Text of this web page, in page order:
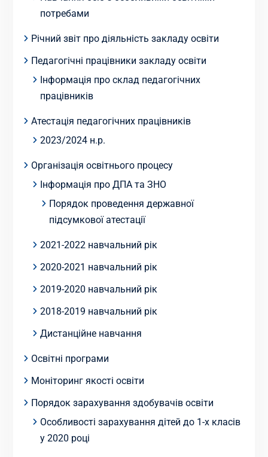
потребами
Річний звіт про діяльність закладу освіти
Педагогічні працівники закладу освіти
Інформація про склад педагогічних
працівників
Атестація педагогічних працівників
2023/2024 н.р.
Організація освітнього процесу
Інформація про ДПА та ЗНО
Порядок проведення державної
підсумкової атестації
2021-2022 навчальний рік
2020-2021 навчальний рік
2019-2020 навчальний рік
2018-2019 навчальний рік
Дистанційне навчання
Освітні програми
Моніторинг якості освіти
Порядок зарахування здобувачів освіти
Особливості зарахування дітей до 1-х класів
у 2020 році